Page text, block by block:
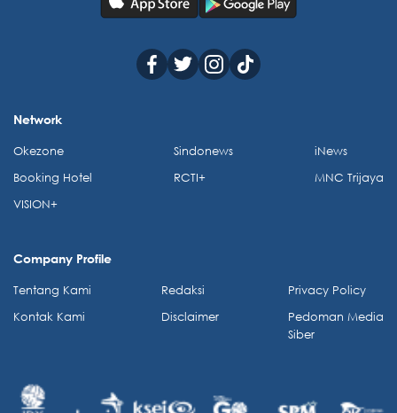
Network
Okezone
Booking Hotel
VISION+
Sindonews
RCTI+
iNews
MNC Trijaya
Company Profile
Tentang Kami
Kontak Kami
Redaksi
Disclaimer
Privacy Policy
Pedoman Media
Siber